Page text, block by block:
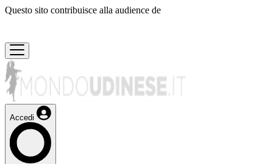
Questo sito contribuisce alla audience de
Accedi